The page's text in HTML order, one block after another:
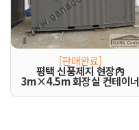
[판매완료]
평택 신풍제지 현장內
3m×4.5m 화장실 컨테이너